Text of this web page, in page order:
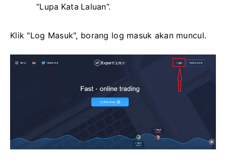
“Lupa Kata Laluan”.
Klik "Log Masuk", borang log masuk akan muncul.